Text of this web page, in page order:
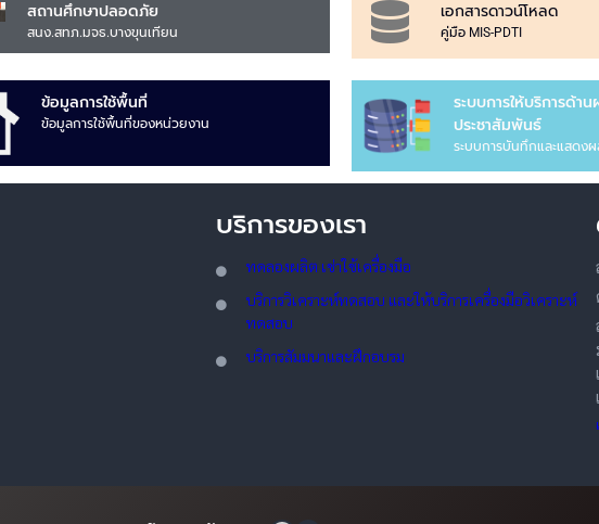
สถานศึกษาปลอดภัย
สนง.สทภ.มจธ.บางขุนเทียน
เอกสารดาวน์โหลด
คู่มือ MIS-PDTI
ข้อมูลการใช้พื้นที่
ข้อมูลการใช้พื้นที่ของหน่วยงาน
ระบบการให้บริการด้า
ประชาสัมพันธ์
ระบบการบันทึกและแสดง
บริการของเรา
ทดลองผลิต เช่าใช้เครื่องมือ
บริการวิเคราะห์ทดสอบ และให้บริการเครื่องมือวิเคราะห์
ทดสอบ
บริการสัมมนาและฝึกอบรม